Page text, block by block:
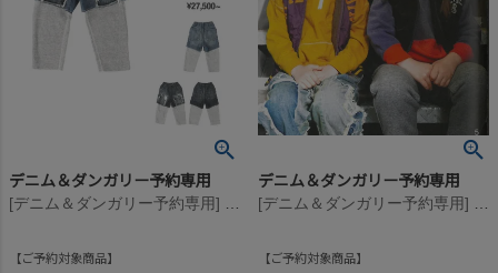
デニム＆ダンガリー予約専用
ご予約対象商品
デニム＆ダンガリー予約専用
ご予約対象商品